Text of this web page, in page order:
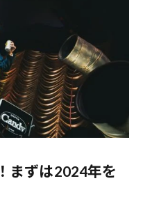
まずは2024年を